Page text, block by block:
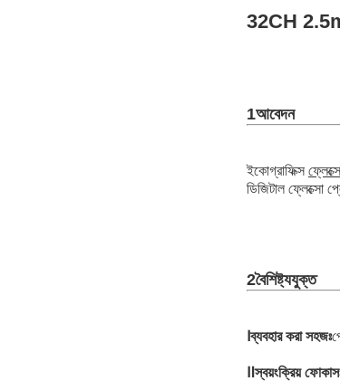
32CH
1আবেদন
ইকোগ্রাফিক্স
ডিজিটাল ফ্লেক্সো
2বৈশিষ্ট্যযুক্ত
ব্যবহার করা সহজঃ
Ⅱস্বয়ংক্রিয়